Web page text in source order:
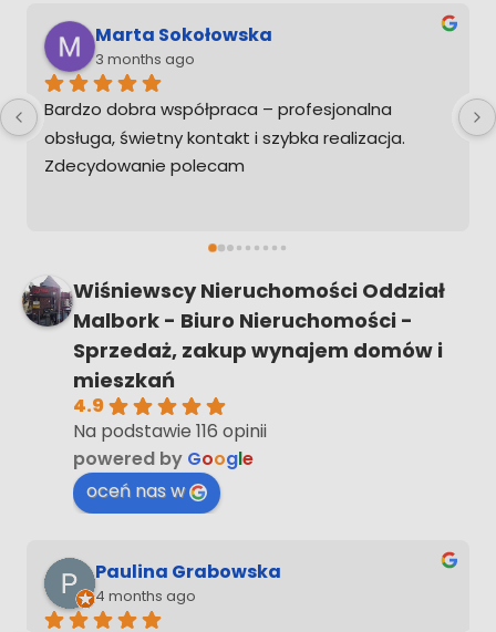
Dawid Sz
3 months ago
Jestem bardzo zadowolony z usług Pana
Sebastiana szybko,konkretnie i zawsze pod
telefonem nawet po zakończonej sprawie
nieruchomość na pewno zadzwonię żebym nie
musiał ogarniać tego sam
Wiśniewscy Nieruchomości Oddział
Malbork - Biuro Nieruchomości -
Sprzedaż, zakup wynajem domów i
mieszkań
4.9
Na podstawie 116 opinii
powered by Google
oceń nas w
Mateusz M
4 months ago